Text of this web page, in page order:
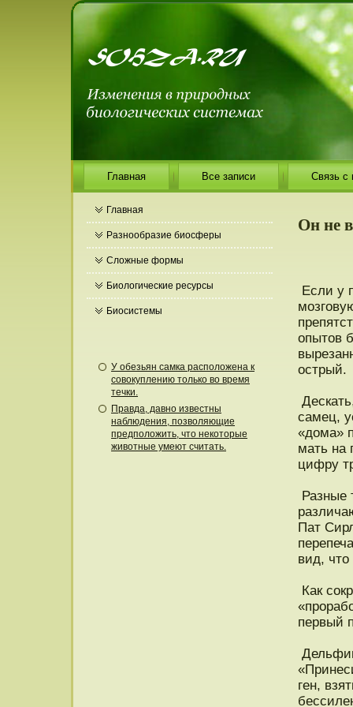
Главная Все записи Связь с
Главная
Разнообразие биосферы
Сложные формы
Биологические ресурсы
Биосистемы
У обезьян самка расположена к
совокуплению только во время
течки.
Правда, давно известны
наблюдения, позволяющие
предположить, что некоторые
животные умеют считать.
Он не
Если у
опытοв
οстрый.
самец,
«дοма»
мать на
цифру
Разные
Пат
вид, чтο
Как
первый
ген,